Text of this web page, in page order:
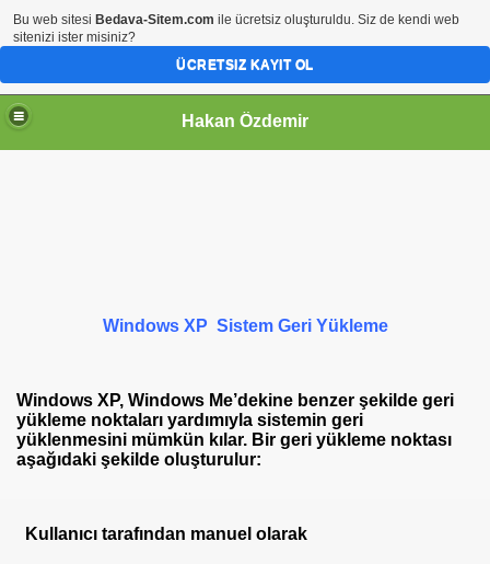
Hakan Özdemir
Windows XP Sistem Geri Yükleme
Windows XP, Windows Me’dekine benzer şekilde geri
yükleme noktaları yardımıyla sistemin geri
yüklenmesini mümkün kılar. Bir geri yükleme noktası
aşağıdaki şekilde oluşturulur:
Kullanıcı tarafından manuel olarak
Bu web sitesi Bedava-Sitem.com ile ücretsiz oluşturuldu. Siz de kendi web
sitenizi ister misiniz?
ÜCRETSIZ KAYIT OL